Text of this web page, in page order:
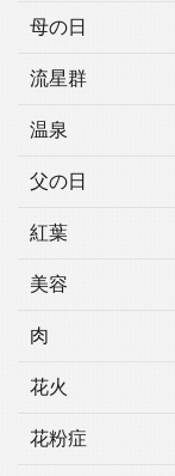
母の日
流星群
温泉
父の日
紅葉
美容
肉
花火
花粉症